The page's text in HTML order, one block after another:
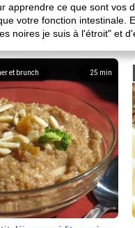
apprendre ce que sont vos
votre fonction intestinale.
noires je suis à l'étroit" et
25 min
et brunch